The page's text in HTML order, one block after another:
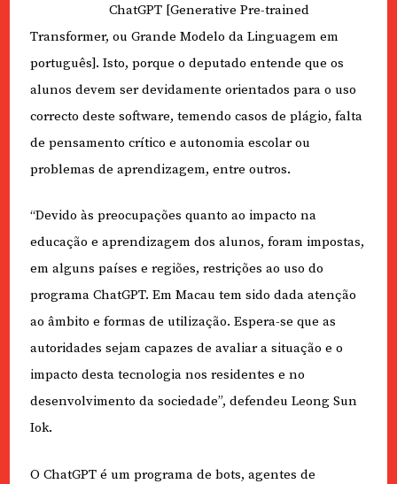
ChatGPT [Generative Pre-trained
Transformer, ou Grande Modelo da Linguagem em
português]. Isto, porque o deputado entende que os
alunos devem ser devidamente orientados para o uso
correcto deste software, temendo casos de plágio, falta
de pensamento crítico e autonomia escolar ou
problemas de aprendizagem, entre outros.
“Devido às preocupações quanto ao impacto na
educação e aprendizagem dos alunos, foram impostas,
em alguns países e regiões, restrições ao uso do
programa ChatGPT. Em Macau tem sido dada atenção
ao âmbito e formas de utilização. Espera-se que as
autoridades sejam capazes de avaliar a situação e o
impacto desta tecnologia nos residentes e no
desenvolvimento da sociedade”, defendeu Leong Sun
Iok.
O ChatGPT é um programa de bots, agentes de